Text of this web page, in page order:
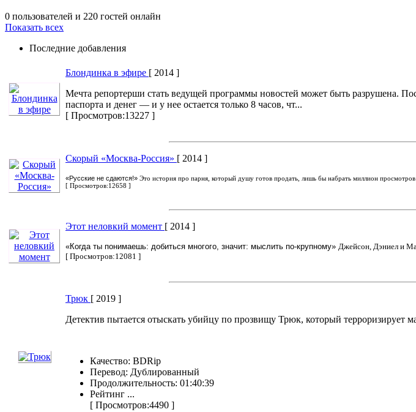
0 пользователей и 220 гостей онлайн
Показать всех
Последние добавления
Блондинка в эфире [ 2014 ]
Мечта репортерши стать ведущей программы новостей может быть разрушена.
паспорта и денег — и у нее остается только 8 часов, чт...
[ Просмотров:13227 ]
Скорый «Москва-Россия» [ 2014 ]
«Русские не сдаются!» Это история про парня, который душу готов продать, лишь бы набрать миллион
[ Просмотров:12658 ]
Этот неловкий момент [ 2014 ]
«Когда ты понимаешь: добиться многого, значит: мыслить по-крупному» Джейсон, Дэниел и
[ Просмотров:12081 ]
Трюк [ 2019 ]
Детектив пытается отыскать убийцу по прозвищу Трюк, который терроризирует
Качество: BDRip
Перевод: Дублированный
Продолжительность: 01:40:39
Рейтинг ...
[ Просмотров:4490 ]